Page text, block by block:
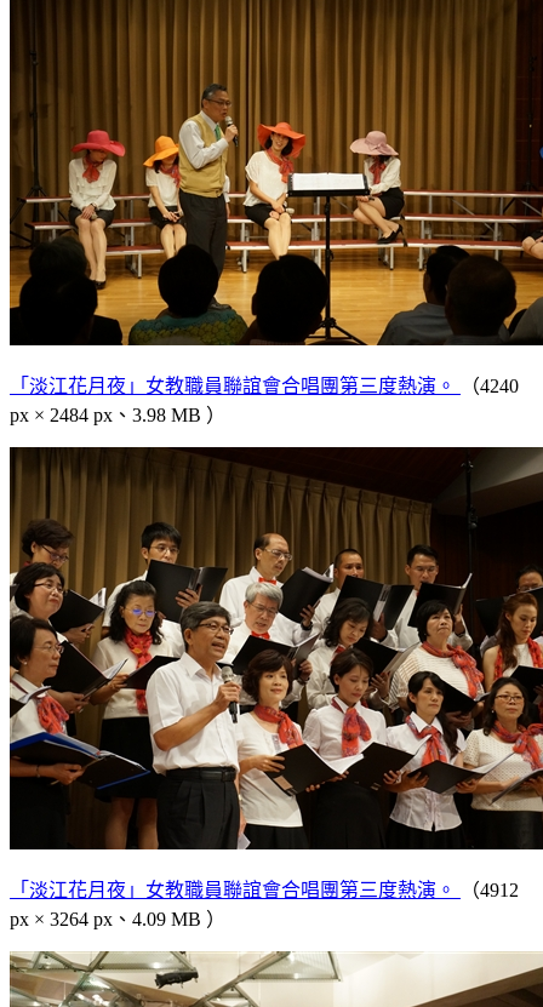
「淡江花月夜」女教職員聯誼會合唱團第三度熱演。
（4240
px × 2484 px、3.98 MB ）
「淡江花月夜」女教職員聯誼會合唱團第三度熱演。
（4912
px × 3264 px、4.09 MB ）